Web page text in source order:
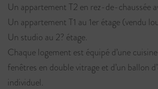
Un appartement T2 en rez-de-chaussée
Un appartement T1 au 1er étage (vendu
Un studio au 2? étage.
Chaque logement est équipé d’une
fenêtres en double vitrage et d’un ballon
individuel.